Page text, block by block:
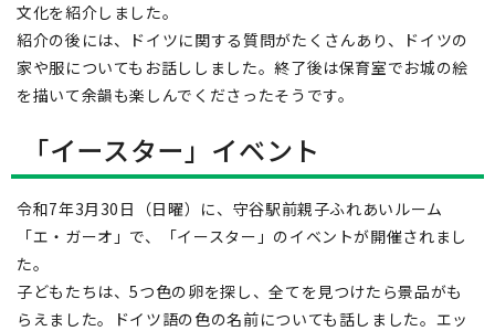
文化を紹介しました。
紹介の後には、ドイツに関する質問がたくさんあり、ドイツの
家や服についてもお話ししました。終了後は保育室でお城の絵
を描いて余韻も楽しんでくださったそうです。
「イースター」イベント
令和7年3月30日（日曜）に、守谷駅前親子ふれあいルーム
「エ・ガーオ」で、「イースター」のイベントが開催されまし
た。
子どもたちは、5つ色の卵を探し、全てを見つけたら景品がも
らえました。ドイツ語の色の名前についても話しました。エッ